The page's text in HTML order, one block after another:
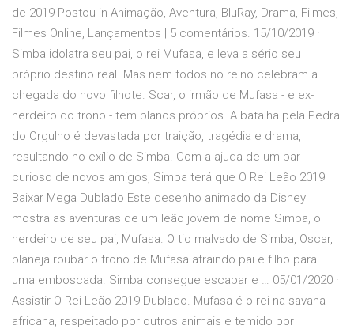
de 2019 Postou in Animação, Aventura, BluRay, Drama, Filmes,
Filmes Online, Lançamentos | 5 comentários. 15/10/2019 ·
Simba idolatra seu pai, o rei Mufasa, e leva a sério seu
próprio destino real. Mas nem todos no reino celebram a
chegada do novo filhote. Scar, o irmão de Mufasa - e ex-
herdeiro do trono - tem planos próprios. A batalha pela Pedra
do Orgulho é devastada por traição, tragédia e drama,
resultando no exílio de Simba. Com a ajuda de um par
curioso de novos amigos, Simba terá que O Rei Leão 2019
Baixar Mega Dublado Este desenho animado da Disney
mostra as aventuras de um leão jovem de nome Simba, o
herdeiro de seu pai, Mufasa. O tio malvado de Simba, Oscar,
planeja roubar o trono de Mufasa atraindo pai e filho para
uma emboscada. Simba consegue escapar e … 05/01/2020 ·
Assistir O Rei Leão 2019 Dublado. Mufasa é o rei na savana
africana, respeitado por outros animais e temido por